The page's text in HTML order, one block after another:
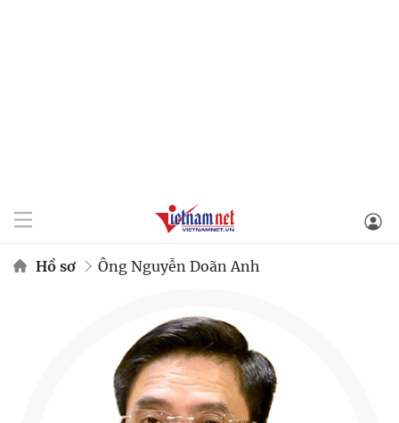
Hồ sơ Ông Nguyễn Doãn Anh